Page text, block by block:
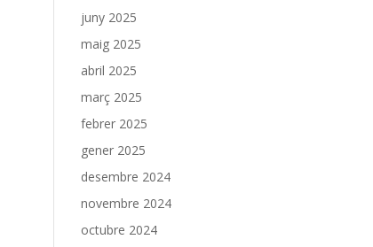
juny 2025
maig 2025
abril 2025
març 2025
febrer 2025
gener 2025
desembre 2024
novembre 2024
octubre 2024